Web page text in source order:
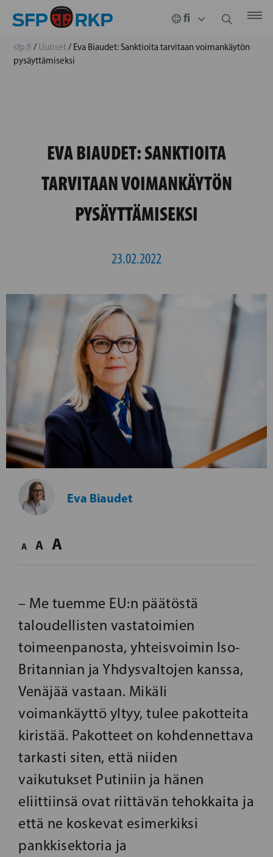
sfp.fi / Uutiset/ Eva Biaudet: Sanktioita tarvitaan voimankäytön
pysäyttämiseksi
EVA BIAUDET: SANKTIOITA
TARVITAAN VOIMANKÄYTÖN
PYSÄYTTÄMISEKSI
23.02.2022
Eva Biaudet
A A A
– Me tuemme EU:n päätöstä
taloudellisten vastatoimien
toimeenpanosta, yhteisvoimin Iso-
Britannian ja Yhdysvaltojen kanssa,
Venäjää vastaan. Mikäli
voimankäyttö yltyy, tulee pakotteita
kiristää. Pakotteet on kohdennettava
tarkasti siten, että niiden
vaikutukset Putiniin ja hänen
eliittiinsä ovat riittävän tehokkaita ja
että ne koskevat esimerkiksi
pankkisektoria ja